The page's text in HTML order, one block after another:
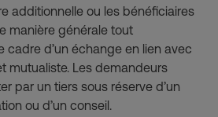
additionnelle ou les bénéficiaires
manière générale tout
cadre d’un échange en lien avec
mutualiste. Les demandeurs
par un tiers sous réserve d’un
ou d’un conseil.